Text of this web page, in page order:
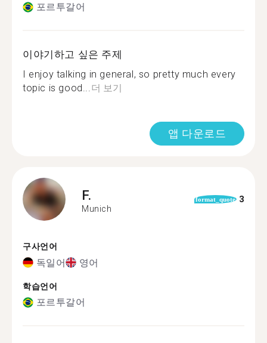
포르투갈어
이야기하고 싶은 주제
I enjoy talking in general, so pretty much every
topic is good...더 보기
앱 다운로드
F.
Munich
format_quote 3
구사언어
독일어 영어
학습언어
포르투갈어